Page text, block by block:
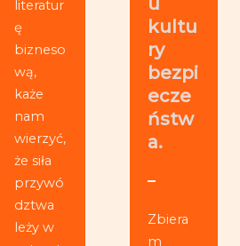
literatur
ę
bizneso
wą,
każe
nam
wierzyć,
że siła
przywó
dztwa
leży w
kultu
ry
bezpi
ecze
ństw
a.
Zbiera
m